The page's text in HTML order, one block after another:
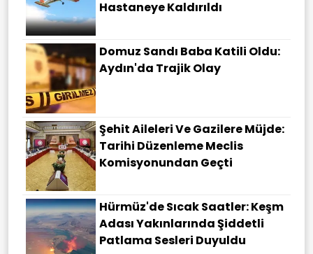
Hastaneye Kaldırıldı
Domuz Sandı Baba Katili Oldu:
Aydın'da Trajik Olay
Şehit Aileleri Ve Gazilere Müjde:
Tarihi Düzenleme Meclis
Komisyonundan Geçti
Hürmüz'de Sıcak Saatler: Keşm
Adası Yakınlarında Şiddetli
Patlama Sesleri Duyuldu